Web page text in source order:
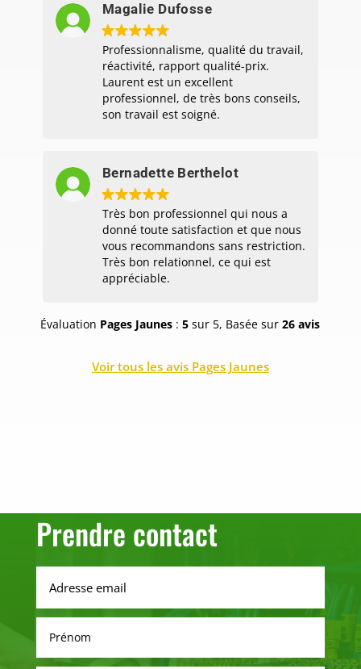
Magalie Dufosse
Professionnalisme, qualité du travail,
réactivité, rapport qualité-prix.
Laurent est un excellent
professionnel, de très bons conseils,
son travail est soigné.
Bernadette Berthelot
Très bon professionnel qui nous a
donné toute satisfaction et que nous
vous recommandons sans restriction.
Très bon relationnel, ce qui est
appréciable.
Évaluation Pages Jaunes : 5 sur 5, Basée sur 26 avis
Voir tous les avis Pages Jaunes
Prendre contact